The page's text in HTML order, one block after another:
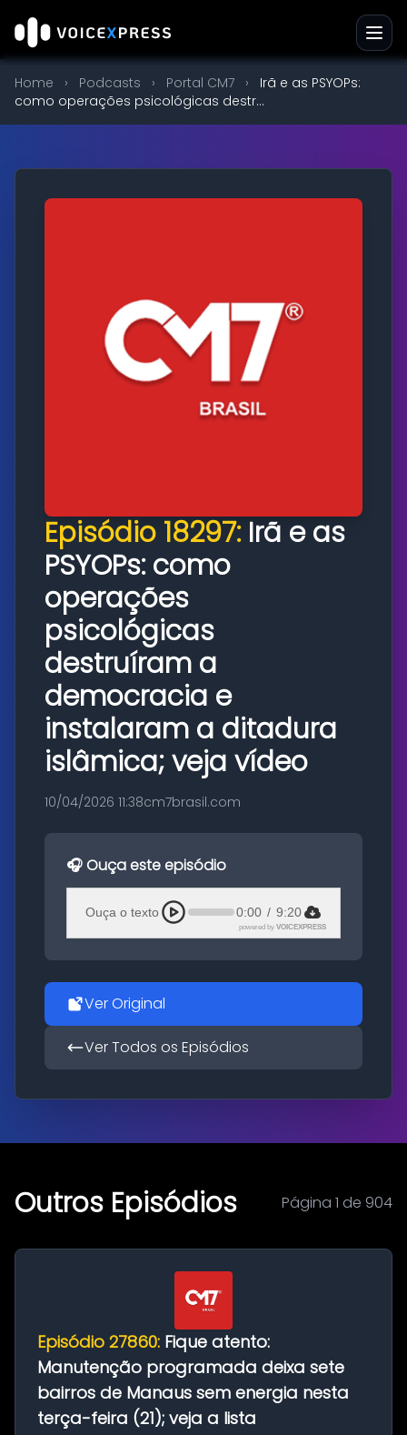
Home › Podcasts › Portal CM7 ›
Irã e as PSYOPs:
como operações psicológicas destr...
Episódio 18297: Irã e as
PSYOPs: como
operações
psicológicas
destruíram a
democracia e
instalaram a ditadura
islâmica; veja vídeo
10/04/2026 11:38cm7brasil.com
🎧 Ouça este episódio
Ouça o texto 0:00 / 9:20
powered by VOICEXPRESS
Ver Original
Ver Todos os Episódios
Outros Episódios Página 1 de 904
Episódio 27860: Fique atento:
Manutenção programada deixa sete
bairros de Manaus sem energia nesta
terça-feira (21); veja a lista